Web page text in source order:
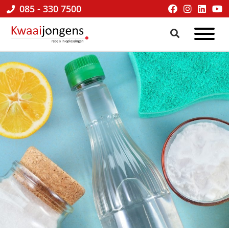
085 - 330 7500
Kwaaijongens
BLOG
kenniscafé
√
online
marketing
&
praktische
tips
ondernemers